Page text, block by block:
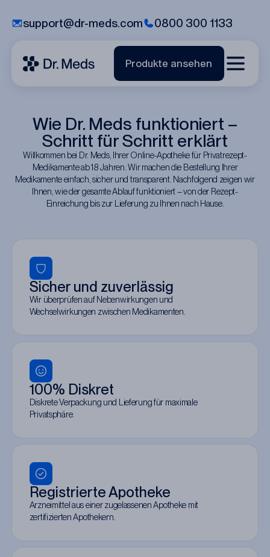
support@dr-meds.com 0800 300 1133
Produkte ansehen
Wie Dr. Meds funktioniert –
Schritt für Schritt erklärt
Willkommen bei Dr. Meds, Ihrer Online-Apotheke für Privatrezept-
Medikamente ab 18 Jahren. Wir machen die Bestellung Ihrer
Medikamente einfach, sicher und transparent. Nachfolgend zeigen wir
Ihnen, wie der gesamte Ablauf funktioniert – von der Rezept-
Einreichung bis zur Lieferung zu Ihnen nach Hause.
Sicher und zuverlässig
Wir überprüfen auf Nebenwirkungen und
Wechselwirkungen zwischen Medikamenten.
100% Diskret
Diskrete Verpackung und Lieferung für maximale
Privatsphäre.
Registrierte Apotheke
Arzneimittel aus einer zugelassenen Apotheke mit
zertifizierten Apothekern.